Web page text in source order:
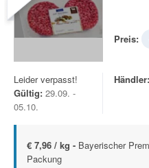
Preis:
Leider verpasst!
Gültig: 29.09. -
05.10.
Händler:
€ 7,96 / kg - Bayerischer
Packung